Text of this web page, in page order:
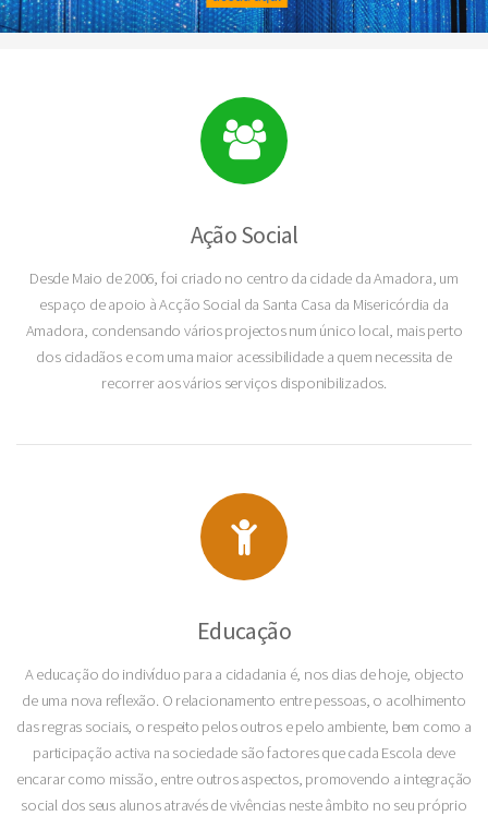
Ação Social
Desde Maio de 2006, foi criado no centro da cidade da Amadora, um
espaço de apoio à Acção Social da Santa Casa da Misericórdia da
Amadora, condensando vários projectos num único local, mais perto
dos cidadãos e com uma maior acessibilidade a quem necessita de
recorrer aos vários serviços disponibilizados.
Educação
A educação do indivíduo para a cidadania é, nos dias de hoje, objecto
de uma nova reflexão. O relacionamento entre pessoas, o acolhimento
das regras sociais, o respeito pelos outros e pelo ambiente, bem como a
participação activa na sociedade são factores que cada Escola deve
encarar como missão, entre outros aspectos, promovendo a integração
social dos seus alunos através de vivências neste âmbito no seu próprio